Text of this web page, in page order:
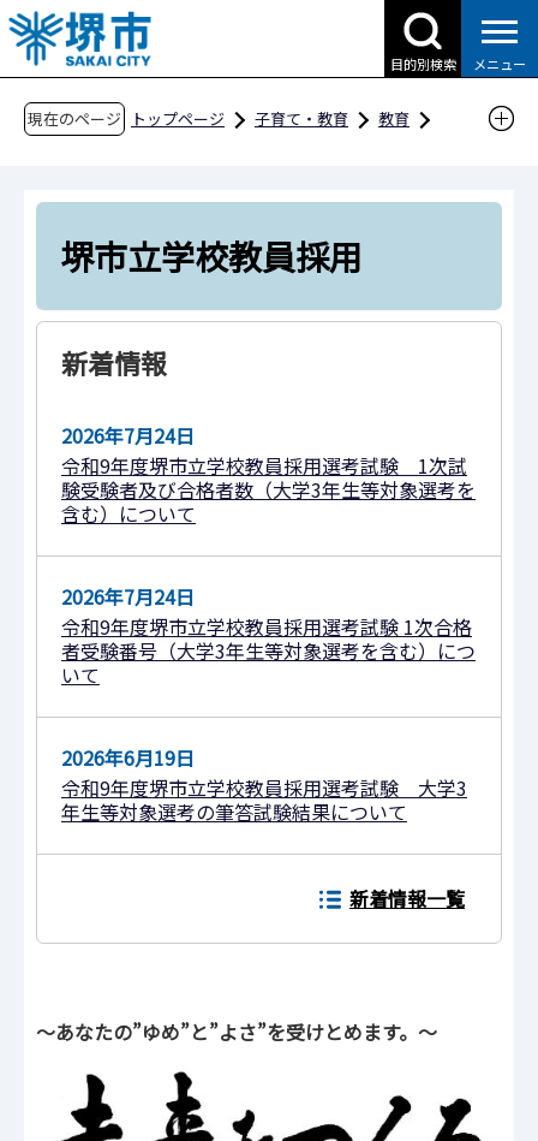
こ
の
ペ
目的別検索 メニュー
現在のページ トップページ 子育て・教育
教育
堺市立学校教員採用
堺市立学校教員採用
新着情報
2026年7月24日
令和9年度堺市立学校教員採用選考試験 1次試
験受験者及び合格者数（大学3年生等対象選考を
含む）について
2026年7月24日
令和9年度堺市⽴学校教員採⽤選考試験 1次合格
者受験番号（⼤学3年⽣等対象選考を含む）につ
いて
2026年6月19日
令和9年度堺市立学校教員採用選考試験 大学3
年生等対象選考の筆答試験結果について
新着情報一覧
～あなたの”ゆめ”と”よさ”を受けとめます。～